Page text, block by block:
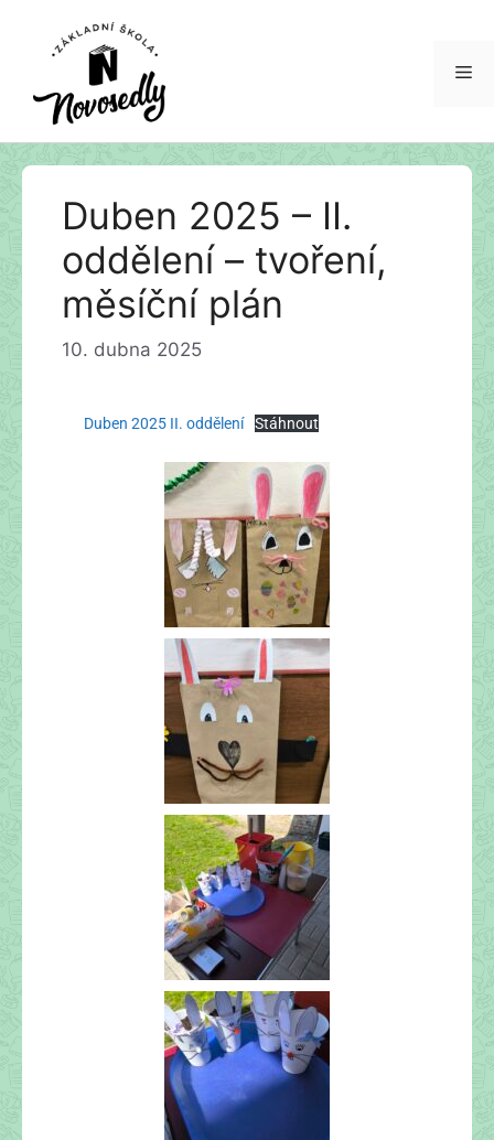
Duben 2025 – II.
oddělení – tvoření,
měsíční plán
10. dubna 2025
Duben 2025 II. oddělení Stáhnout